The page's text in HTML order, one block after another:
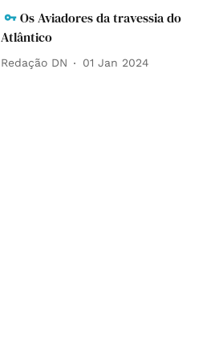
Os Aviadores da travessia do
Atlântico
Redação DN 01 Jan 2024